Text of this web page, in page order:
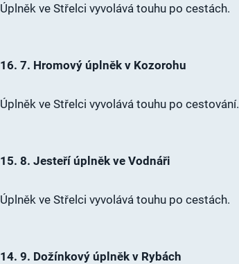
Úplněk ve Střelci vyvolává touhu po cestách.
16. 7. Hromový úplněk v Kozorohu
Úplněk ve Střelci vyvolává touhu po cestování.
15. 8. Jesteří úplněk ve Vodnáři
Úplněk ve Střelci vyvolává touhu po cestách.
14. 9. Dožínkový úplněk v Rybách